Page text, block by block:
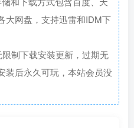
大网盘，支持迅雷和IDM下
制下载安装更新，过期无
装后永久可玩，本站会员没